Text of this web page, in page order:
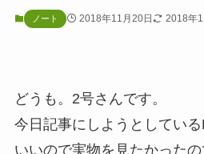
ノート 2018年11月20日 2018年
どうも。2号さんです。
今日記事にしようとしてい
いいので実物を見たかった